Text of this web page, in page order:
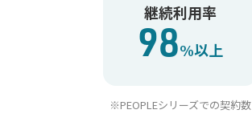
継続利用率
98%以上
※PEOPLEシリーズでの契約数